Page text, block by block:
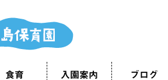
食育 入園案内 ブログ